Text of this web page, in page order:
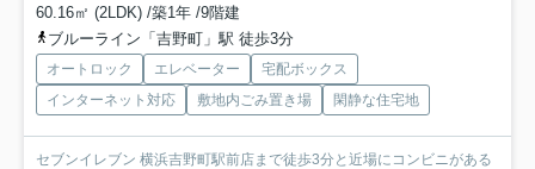
60.16㎡ (2LDK) /築1年 /9階建
ブルーライン「吉野町」駅 徒歩3分
オートロック エレベーター
宅配ボックス
インターネット対応
敷地内ごみ置き場 閑静な住宅地
セブンイレブン 横浜吉野町駅前店まで徒歩3分と近場にコンビニがある